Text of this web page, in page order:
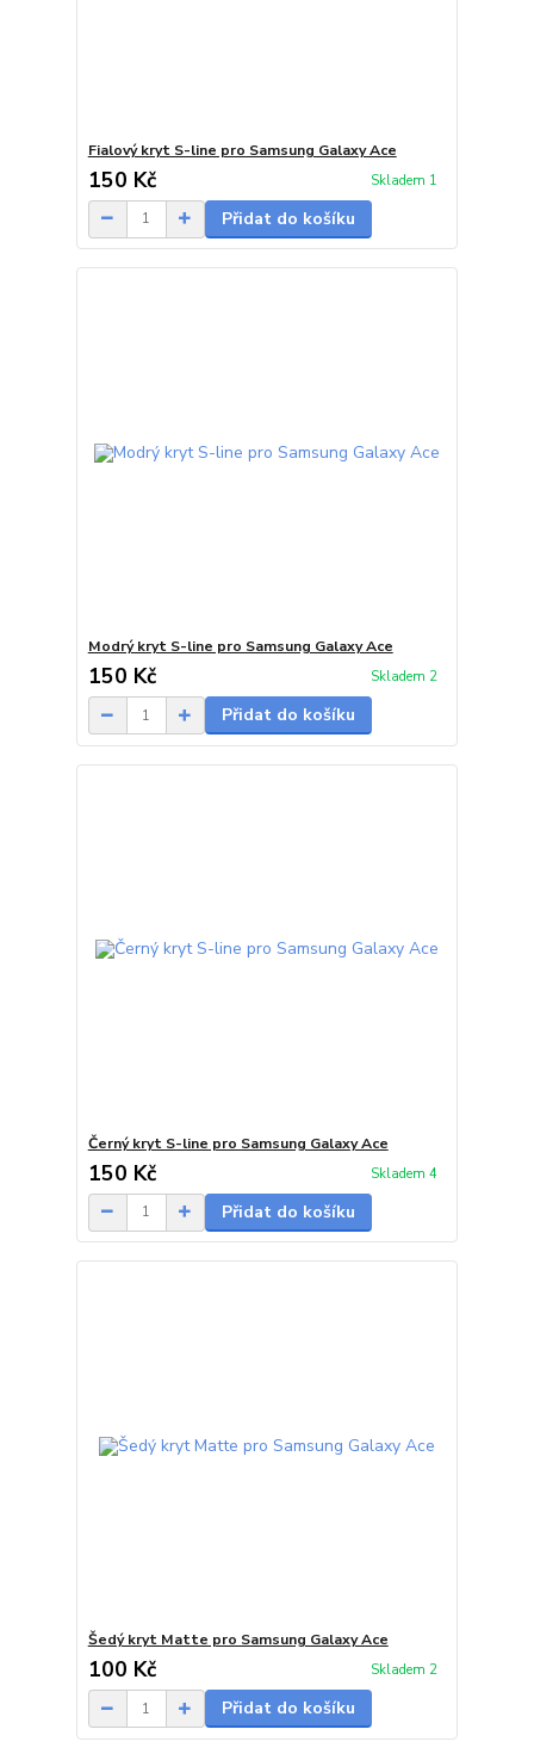
Fialový kryt S-line pro Samsung Galaxy Ace
150 Kč Skladem 1
Přidat do košíku
Modrý kryt S-line pro Samsung Galaxy Ace
150 Kč Skladem 2
Přidat do košíku
Černý kryt S-line pro Samsung Galaxy Ace
150 Kč Skladem 4
Přidat do košíku
Šedý kryt Matte pro Samsung Galaxy Ace
100 Kč Skladem 2
Přidat do košíku